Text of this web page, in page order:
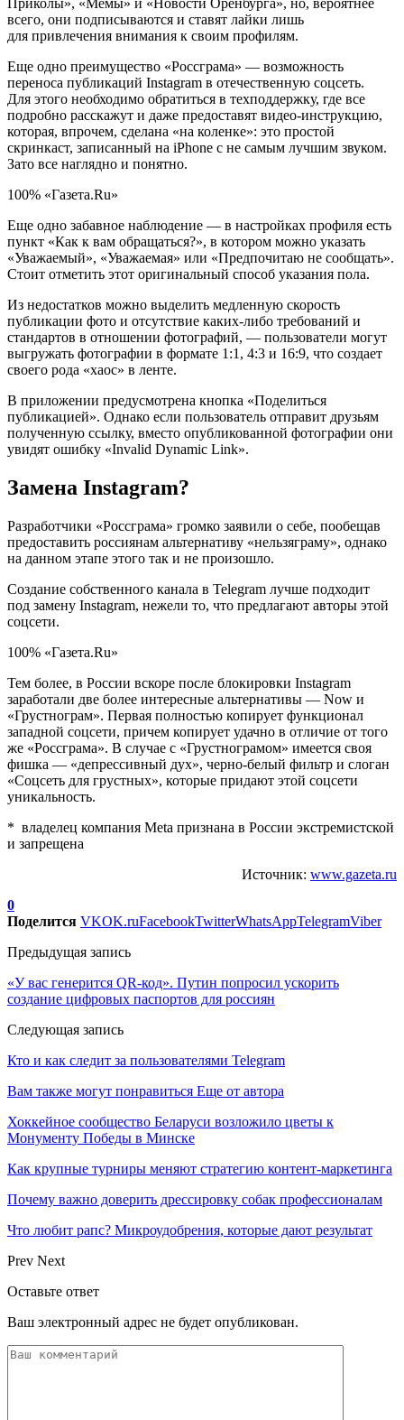
Приколы», «Мемы» и «Новости Оренбурга», но, вероятнее
всего, они подписываются и ставят лайки лишь
для привлечения внимания к своим профилям.
Еще одно преимущество «Россграма» — возможность
переноса публикаций Instagram в отечественную соцсеть.
Для этого необходимо обратиться в техподдержку, где все
подробно расскажут и даже предоставят видео-инструкцию,
которая, впрочем, сделана «на коленке»: это простой
скринкаст, записанный на iPhone с не самым лучшим звуком.
Зато все наглядно и понятно.
100% «Газета.Ru»
Еще одно забавное наблюдение — в настройках профиля есть
пункт «Как к вам обращаться?», в котором можно указать
«Уважаемый», «Уважаемая» или «Предпочитаю не сообщать».
Стоит отметить этот оригинальный способ указания пола.
Из недостатков можно выделить медленную скорость
публикации фото и отсутствие каких-либо требований и
стандартов в отношении фотографий, — пользователи могут
выгружать фотографии в формате 1:1, 4:3 и 16:9, что создает
своего рода «хаос» в ленте.
В приложении предусмотрена кнопка «Поделиться
публикацией». Однако если пользователь отправит друзьям
полученную ссылку, вместо опубликованной фотографии они
увидят ошибку «Invalid Dynamic Link».
Замена Instagram?
Разработчики «Россграма» громко заявили о себе, пообещав
предоставить россиянам альтернативу «нельзяграму», однако
на данном этапе этого так и не произошло.
Создание собственного канала в Telegram лучше подходит
под замену Instagram, нежели то, что предлагают авторы этой
соцсети.
100% «Газета.Ru»
Тем более, в России вскоре после блокировки Instagram
заработали две более интересные альтернативы — Now и
«Грустнограм». Первая полностью копирует функционал
западной соцсети, причем копирует удачно в отличие от того
же «Россграма». В случае с «Грустнограмом» имеется своя
фишка — «депрессивный дух», черно-белый фильтр и слоган
«Соцсеть для грустных», которые придают этой соцсети
уникальность.
* владелец компания Meta признана в России экстремистской
и запрещена
Источник: www.gazeta.ru
0
Поделится VKOK.ruFacebookTwitterWhatsAppTelegramViber
Предыдущая запись
«У вас генерится QR-код». Путин попросил ускорить
создание цифровых паспортов для россиян
Следующая запись
Кто и как следит за пользователями Telegram
Вам также могут понравиться Еще от автора
Хоккейное сообщество Беларуси возложило цветы к
Монументу Победы в Минске
Как крупные турниры меняют стратегию контент-маркетинга
Почему важно доверить дрессировку собак профессионалам
Что любит рапс? Микроудобрения, которые дают результат
Prev Next
Оставьте ответ
Ваш электронный адрес не будет опубликован.